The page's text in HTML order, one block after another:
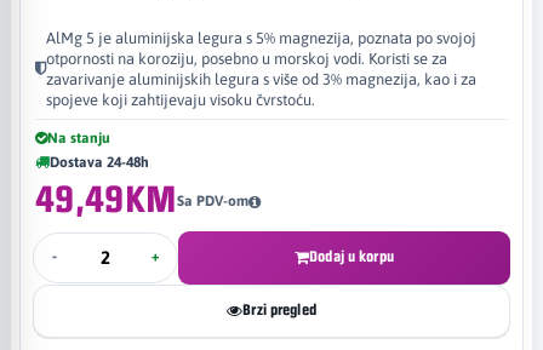
AlMg 5 je aluminijska legura s 5% magnezija, poznata po svojoj
otpornosti na koroziju, posebno u morskoj vodi. Koristi se za
zavarivanje aluminijskih legura s više od 3% magnezija, kao i za
spojeve koji zahtijevaju visoku čvrstoću.
Na stanju
Dostava 24-48h
49,49KMSa PDV-om
- + Dodaj u korpu
Brzi pregled